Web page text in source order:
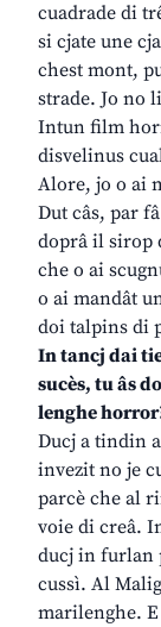
cuadrade di
si cjate une
chest mont,
strade. Jo no
Intun film
disvelinus
Alore, jo o ai
Dut câs, par
doprâ il sirop
che o ai
o ai mandât
doi talpins di
In tancj dai
sucès, tu âs
lenghe
Ducj a tindin
invezit no je
parcè che al
voie di creâ.
ducj in furlan
cussì. Al
marilenghe.